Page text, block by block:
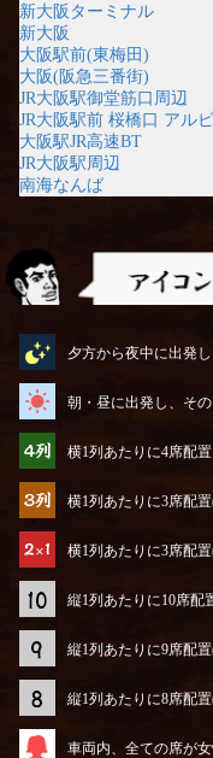
新大阪ターミナル
新大阪
大阪駅前(東梅田)
大阪(阪急三番街)
JR大阪駅御堂筋口周辺
JR大阪駅前 桜橋口 アル
大阪駅JR高速BT
JR大阪駅周辺
南海なんば
夕方から夜中に出発
朝・昼に出発し、そ
横1列あたりに4席配置
横1列あたりに3席配
横1列あたりに3席配
縦1列あたりに10席配
縦1列あたりに9席配
縦1列あたりに8席配
車両内、全ての席が